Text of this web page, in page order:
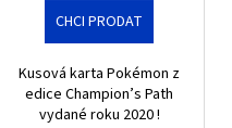
CHCI PRODAT
Kusová karta Pokémon z
edice Champion’s Path
vydané roku 2020 !